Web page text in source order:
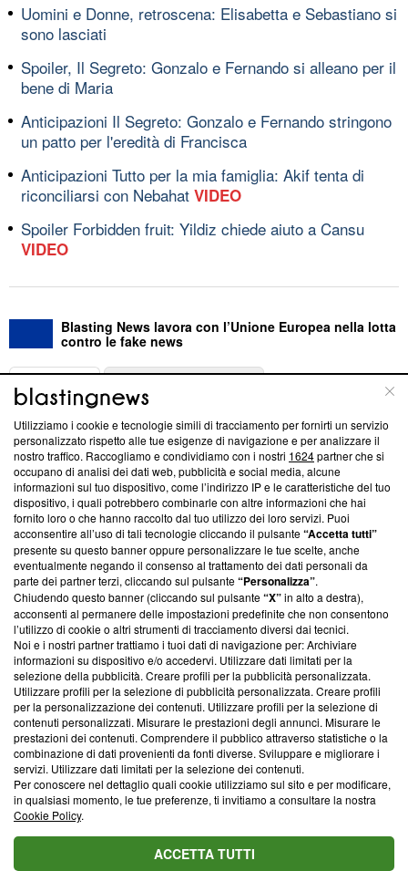
Uomini e Donne, retroscena: Elisabetta e Sebastiano si
sono lasciati
Spoiler, Il Segreto: Gonzalo e Fernando si alleano per il
bene di Maria
Anticipazioni Il Segreto: Gonzalo e Fernando stringono
un patto per l'eredità di Francisca
Anticipazioni Tutto per la mia famiglia: Akif tenta di
riconciliarsi con Nebahat VIDEO
Spoiler Forbidden fruit: Yildiz chiede aiuto a Cansu
VIDEO
Blasting News lavora con l’Unione Europea nella lotta
contro le fake news
ABOUT
Questa sezione offre informazioni trasparenti su Blasting
News, sui nostri processi editoriali e su come ci impegniamo a
creare news di qualità. Inoltre, afferma la nostra aderenza a
‘Trust Project - News with Integrity’Blasting News non è
ancora membro del programma, ma ha richiesto di farne
parte; Trust Project non ha ancora effettuato una verifica di
conformità agli standard.
Su di noi
Team editoriale
Corporate
Redazione
Informativa Privacy
Cookie Policy
Blasting SA, IDI CHE-247.845.224, Via Carlo Frasca, 3 - 6900
Lugano (Svizzera) Tel:+39 0690258937
© 2026 Blasting News
Utilizziamo i cookie e tecnologie simili di tracciamento per fornirti un servizio
personalizzato rispetto alle tue esigenze di navigazione e per analizzare il
nostro traffico. Raccogliamo e condividiamo con i nostri 1624partner che si
occupano di analisi dei dati web, pubblicità e social media, alcune
informazioni sul tuo dispositivo, come l’indirizzo IP e le caratteristiche del tuo
dispositivo, i quali potrebbero combinarle con altre informazioni che hai
fornito loro o che hanno raccolto dal tuo utilizzo dei loro servizi. Puoi
acconsentire all’uso di tali tecnologie cliccando il pulsante“Accetta tutti”
presente su questo banner oppure personalizzare le tue scelte, anche
eventualmente negando il consenso al trattamento dei dati personali da
parte dei partner terzi, cliccando sul pulsante“Personalizza”.
Chiudendo questo banner (cliccando sul pulsante“X”in alto a destra),
acconsenti al permanere delle impostazioni predefinite che non consentono
l’utilizzo di cookie o altri strumenti di tracciamento diversi dai tecnici.
Noi e i nostri partner trattiamo i tuoi dati di navigazione per: Archiviare
informazioni su dispositivo e/o accedervi. Utilizzare dati limitati per la
selezione della pubblicità. Creare profili per la pubblicità personalizzata.
Utilizzare profili per la selezione di pubblicità personalizzata. Creare profili
per la personalizzazione dei contenuti. Utilizzare profili per la selezione di
contenuti personalizzati. Misurare le prestazioni degli annunci. Misurare le
prestazioni dei contenuti. Comprendere il pubblico attraverso statistiche o la
combinazione di dati provenienti da fonti diverse. Sviluppare e migliorare i
servizi. Utilizzare dati limitati per la selezione dei contenuti.
Per conoscere nel dettaglio quali cookie utilizziamo sul sito e per modificare,
in qualsiasi momento, le tue preferenze, ti invitiamo a consultare la nostra
Cookie Policy.
ACCETTA TUTTI